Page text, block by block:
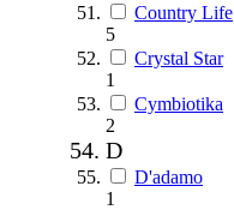
Country Life
5
Crystal Star
1
Cymbiotika
2
D
D'adamo
1